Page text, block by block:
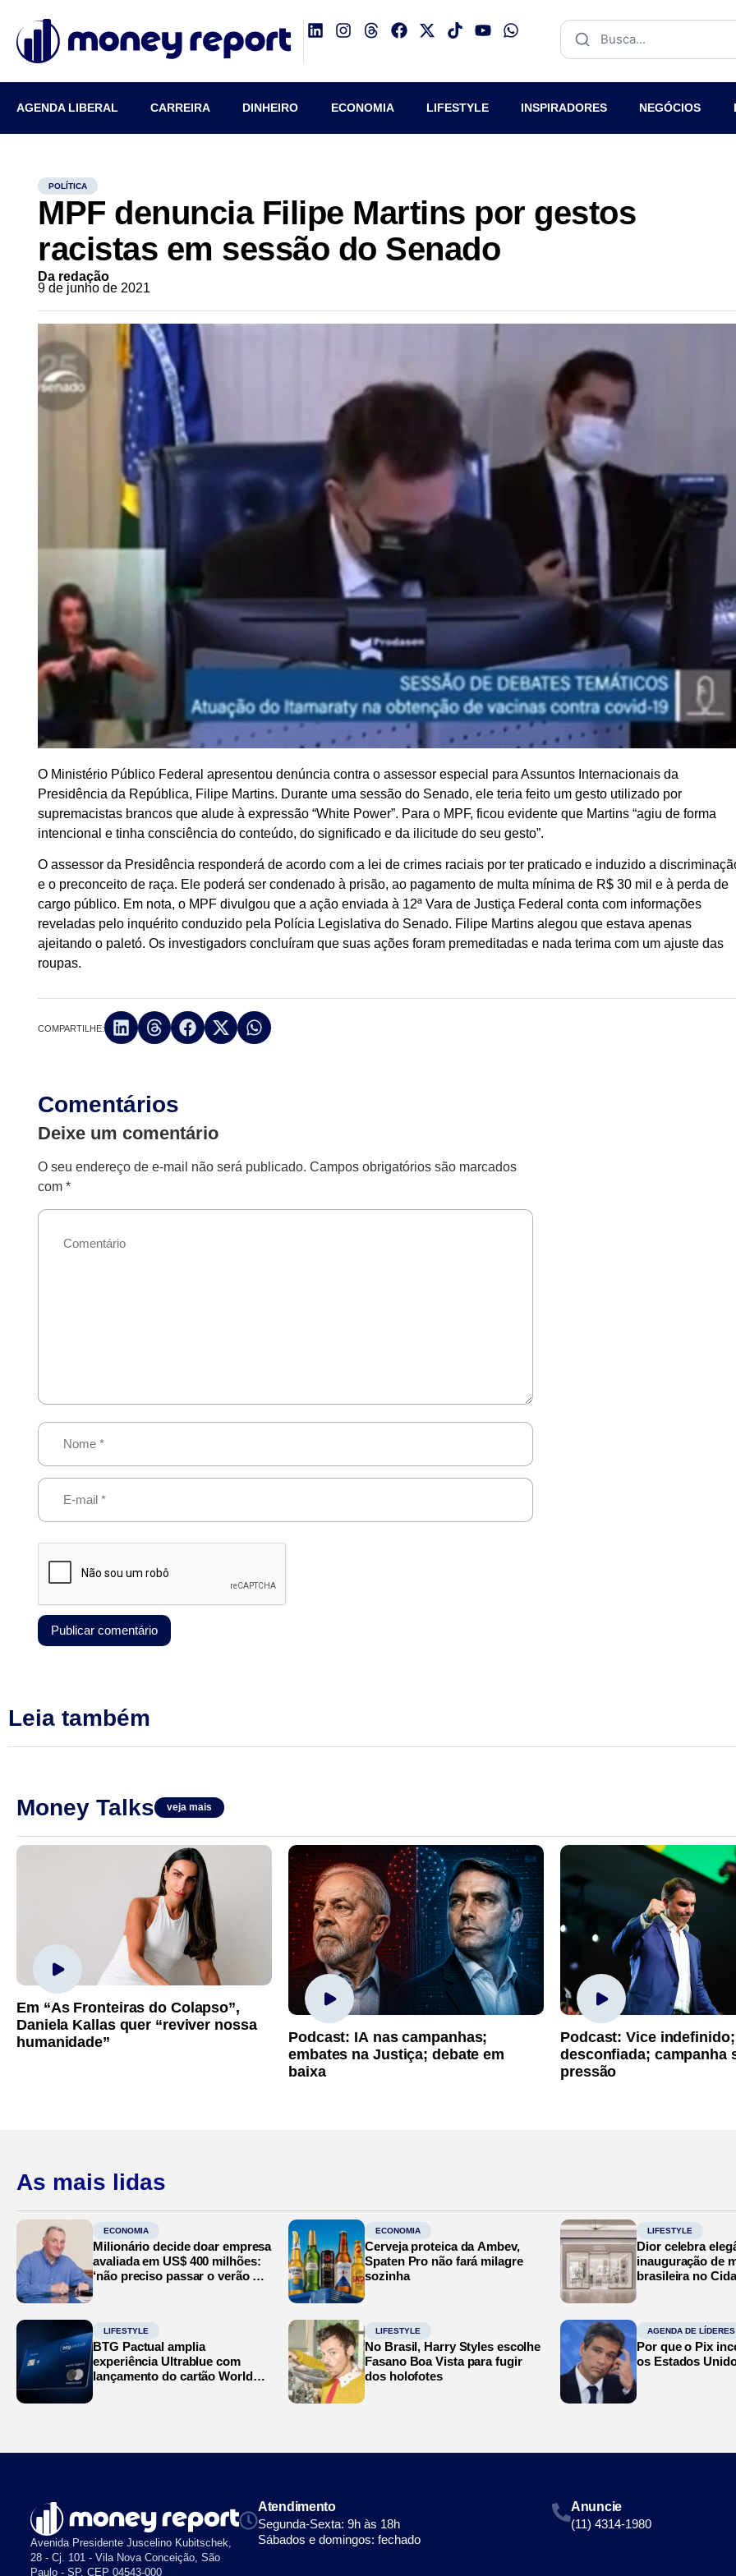
AGENDA LIBERAL CARREIRA DINHEIRO ECONOMIA LIFESTYLE INSPIRADORES NEGÓCIOS
POLÍTICA
MPF denuncia Filipe Martins por gestos
racistas em sessão do Senado
Da redação
9 de junho de 2021
O Ministério Público Federal apresentou denúncia contra o assessor especial para Assuntos Internacionais da
Presidência da República, Filipe Martins. Durante uma sessão do Senado, ele teria feito um gesto utilizado por
supremacistas brancos que alude à expressão “White Power”. Para o MPF, ficou evidente que Martins “agiu de forma
intencional e tinha consciência do conteúdo, do significado e da ilicitude do seu gesto”.
O assessor da Presidência responderá de acordo com a lei de crimes raciais por ter praticado e induzido a
e o preconceito de raça. Ele poderá ser condenado à prisão, ao pagamento de multa mínima de R$ 30 mil e à perda de
cargo público. Em nota, o MPF divulgou que a ação enviada à 12ª Vara de Justiça Federal conta com informações
reveladas pelo inquérito conduzido pela Polícia Legislativa do Senado. Filipe Martins alegou que estava apenas
ajeitando o paletó. Os investigadors concluíram que suas ações foram premeditadas e nada terima com um ajuste das
roupas.
COMPARTILHE:
Comentários
Deixe um comentário
O seu endereço de e-mail não será publicado. Campos obrigatórios são marcados
com*
Leia também
Money Talks veja mais
Em “As Fronteiras do Colapso”,
Daniela Kallas quer “reviver nossa
humanidade”
Podcast: IA nas campanhas;
embates na Justiça; debate em
baixa
Podcast: Vice
desconfiada; campanha
pressão
As mais lidas
ECONOMIA
Milionário decide doar empresa
avaliada em US$ 400 milhões:
‘não preciso passar o verão no
ECONOMIA
Cerveja proteica da Ambev,
Spaten Pro não fará milagre
sozinha
LIFESTYLE
Dior celebra
inauguração de
brasileira no
LIFESTYLE
BTG Pactual amplia
experiência Ultrablue com
lançamento do cartão World
LIFESTYLE
No Brasil, Harry Styles escolhe
Fasano Boa Vista para fugir
dos holofotes
AGENDA DE LÍDERES
Por que o Pix
os Estados
Avenida Presidente Juscelino Kubitschek,
28 - Cj. 101 - Vila Nova Conceição, São
Paulo - SP, CEP 04543-000
Atendimento
Segunda-Sexta: 9h às 18h
Sábados e domingos: fechado
Anuncie
(11) 4314-1980